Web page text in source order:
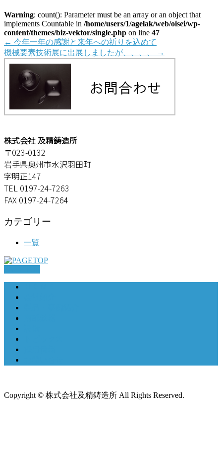
Warning: count(): Parameter must be an array or an object that
implements Countable in /home/users/1/agelak/web/oisei/wp-
content/themes/biz-vektor/single.php on line 47
← 今年一年の感謝と来年への祈りを込めて
機械要素技術展に出展しましたが、、、、
→
株式会社 及精鋳造所
〒023-0132
岩手県奥州市水沢羽田町
字明正147
TEL 0197-24-7263
FAX 0197-24-7264
カテゴリー
一覧
Copyright © 株式会社及精鋳造所 All Rights Reserved.